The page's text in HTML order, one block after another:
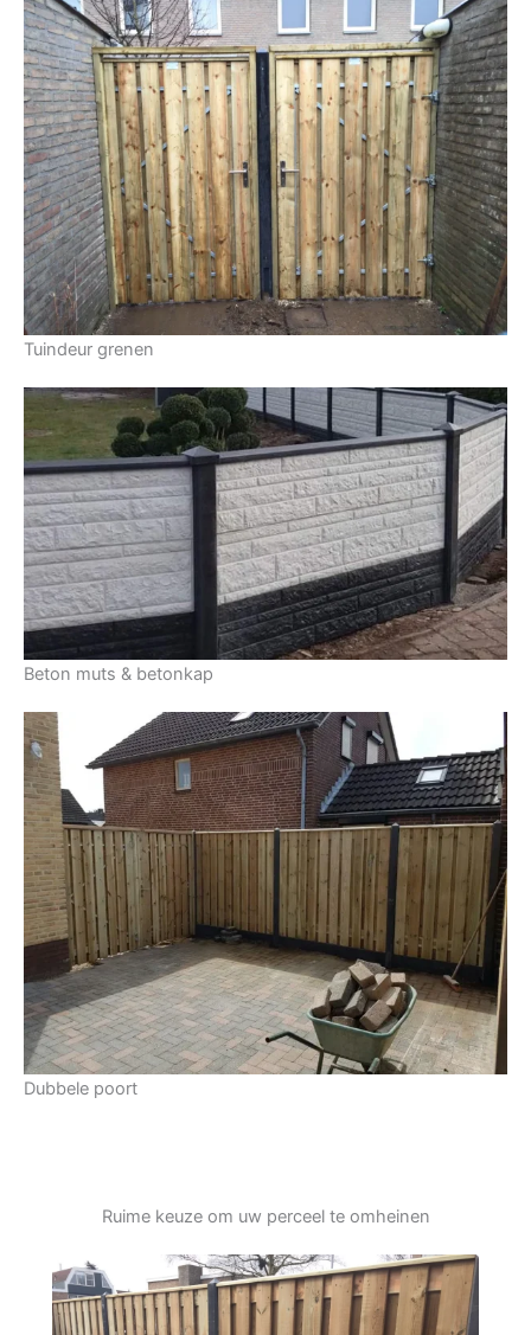
Tuindeur grenen
Beton muts & betonkap
Dubbele poort
Ruime keuze om uw perceel te omheinen